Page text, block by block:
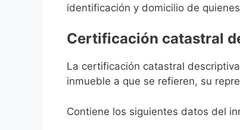
identificación y domicilio de
Certificación catastral
La certificación catastral
inmueble a que se refieren, su
Contiene los siguientes datos del